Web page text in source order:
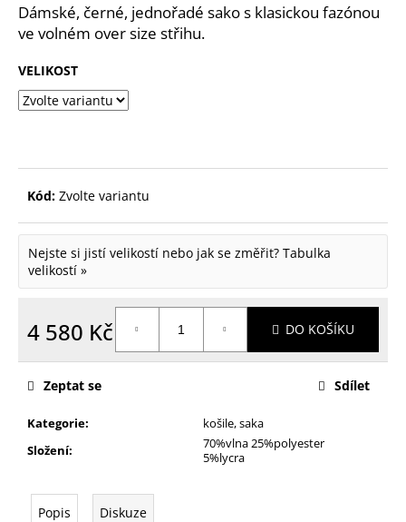
Dámské, černé, jednořadé sako s klasickou fazónou
ve volném over size střihu.
VELIKOST
Kód: Zvolte variantu
Nejste si jistí velikostí nebo jak se změřit? Tabulka
velikostí »
4 580 Kč DO KOŠÍKU
Kategorie:
košile, saka
Složení:
70%vlna 25%polyester
5%lycra
Zeptat se Sdílet
Popis Diskuze
p
o
r
u
u
e
m
e